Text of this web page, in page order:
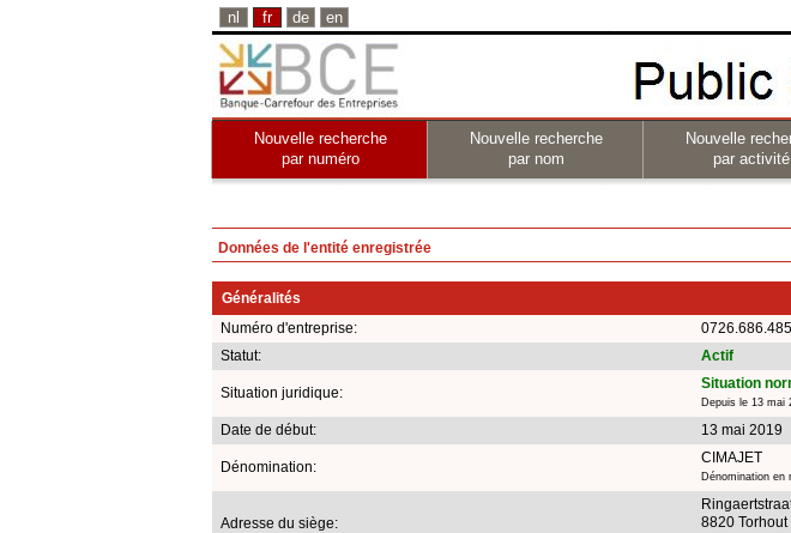
nl fr de en
Nouvelle recherche
par numéro
Nouvelle recherche
par nom
Nouvelle
par activité
Données de l'entité enregistrée
Généralités
Numéro d'entreprise:
0726.686.485
Statut:
Actif
Situation juridique:
Situation
Depuis le 13 mai
Date de début: 13 mai 2019
Dénomination:
CIMAJET
Dénomination en
Adresse du siège:
8820 Torhout